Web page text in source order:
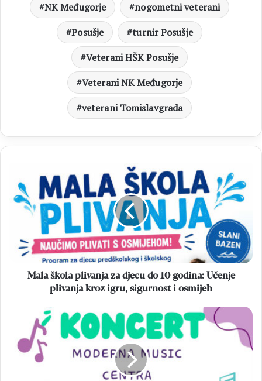
NK Međugorje
nogometni veterani
Posušje
turnir Posušje
Veterani HŠK Posušje
Veterani NK Međugorje
veterani Tomislavgrada
plivanja
za
djecu
godina:
plivanja
osmijeh
Mala škola plivanja za djecu do 10 godina: Učenje
plivanja kroz igru, sigurnost i osmijeh
Centar
večeras
održava